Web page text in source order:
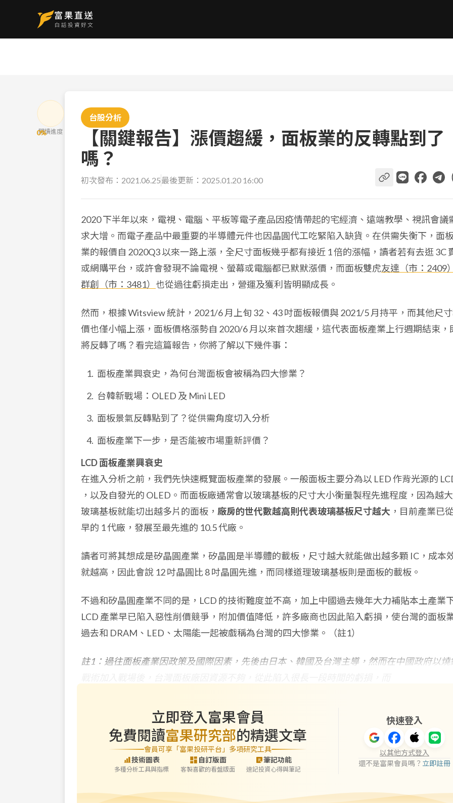
0%
閱讀進度
台股分析
【關鍵報告】漲價趨緩，面板業的反轉點到了
嗎？
初次發布： 2021.06.25最後更新： 2025.01.20 16:00
2020 下半年以來，電視、電腦、平板等電子產品因疫情帶起的宅經濟、遠端教學、視訊會議
求大增。而電子產品中最重要的半導體元件也因晶圓代工吃緊陷入缺貨。在供需失衡下，面
業的報價自 2020Q3 以來一路上漲，全尺寸面板幾乎都有接近 1 倍的漲幅，讀者若有去逛 3C
或網購平台，或許會發現不論電視、螢幕或電腦都已默默漲價，而面板雙虎友達（市：2409）
群創（市：3481） 也從過往虧損走出，營運及獲利皆明顯成長。
然而，根據 Witsview 統計，2021/6 月上旬 32、43 吋面板報價與 2021/5 月持平，而其他尺
價也僅小幅上漲，面板價格漲勢自 2020/6 月以來首次趨緩，這代表面板產業上行週期結束，
將反轉了嗎？看完這篇報告，你將了解以下幾件事：
面板產業興衰史，為何台灣面板會被稱為四大慘業？
台韓新戰場：OLED 及 Mini LED
面板景氣反轉點到了？從供需角度切入分析
面板產業下一步，是否能被市場重新評價？
LCD 面板產業興衰史
在進入分析之前，我們先快速概覽面板產業的發展。一般面板主要分為以 LED 作背光源的
，以及自發光的 OLED。而面板廠通常會以玻璃基板的尺寸大小衡量製程先進程度，因為越
玻璃基板就能切出越多片的面板， 廠房的世代數越高則代表玻璃基板尺寸越大 ，目前產業已
早的 1 代廠，發展至最先進的 10.5 代廠。
讀者可將其想成是矽晶圓產業，矽晶圓是半導體的載板，尺寸越大就能做出越多顆 IC，成本
就越高，因此會說 12 吋晶圓比 8 吋晶圓先進，而同樣道理玻璃基板則是面板的載板。
不過和矽晶圓產業不同的是，LCD 的技術難度並不高，加上中國過去幾年大力補貼本土產業
LCD 產業早已陷入惡性削價競爭，附加價值降低，許多廠商也因此陷入虧損，使台灣的面板
過去和 DRAM、LED、太陽能一起被戲稱為台灣的四大慘業。（註1）
註1：過往面板產業因政策及國際因素，先後由日本、韓國及台灣主導，然而在中國政府以燒
立即登入富果會員
免費閱讀富果研究部的精選文章
會員可享「富果投研平台」多項研究工具
技術圖表
多種分析工具與指標
自訂版面
客製喜歡的看盤版面
筆記功能
速記投資心得與筆記
快速登入
以其他方式登入
還不是富果會員嗎？ 立即註冊